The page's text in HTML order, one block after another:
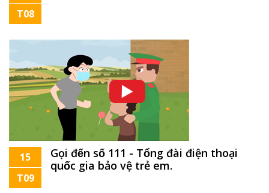
T08
15
T09
Gọi đến số 111 - Tổng đài điện thoại
quốc gia bảo vệ trẻ em.